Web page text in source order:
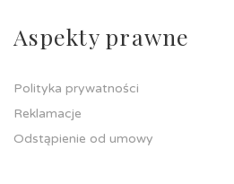
Aspekty prawne
Polityka prywatności
Reklamacje
Odstąpienie od umowy